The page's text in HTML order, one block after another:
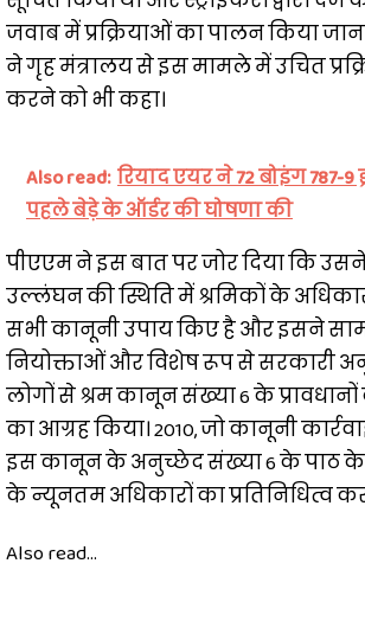
जवाब में प्रक्रियाओं का पालन किया
ने गृह मंत्रालय से इस मामले में उचित
करने को भी कहा।
Also read: रियाद एयर ने 72 बोइंग 787-9
पहले बेड़े के ऑर्डर की घोषणा की
पीएएम ने इस बात पर जोर दिया कि
उल्लंघन की स्थिति में श्रमिकों के
सभी कानूनी उपाय किए है और इसने
नियोक्ताओं और विशेष रूप से सरकारी
लोगों से श्रम कानून संख्या 6 के
का आग्रह किया। 2010, जो कानूनी
इस कानून के अनुच्छेद संख्या 6 के पाठ के
के न्यूनतम अधिकारों का प्रतिनिधित्व
Also read...